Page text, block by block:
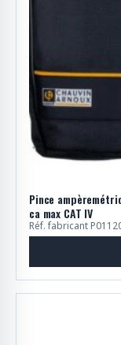
Pince
ca max CAT IV
Réf. fabricant